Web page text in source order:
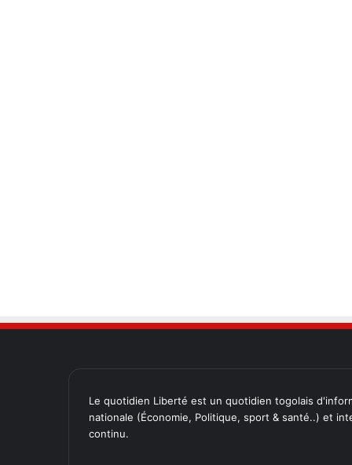
Le quotidien Liberté est un quotidien togolais
nationale (Économie, Politique, sport & santé..) et
continu.